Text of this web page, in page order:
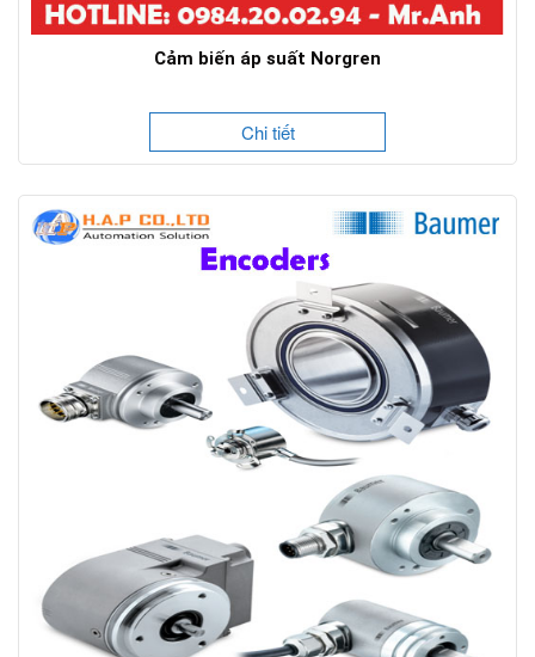
Cảm biến áp suất Norgren
Chi tiết